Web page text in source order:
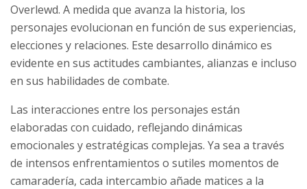
Overlewd. A medida que avanza la historia, los
personajes evolucionan en función de sus experiencias,
elecciones y relaciones. Este desarrollo dinámico es
evidente en sus actitudes cambiantes, alianzas e incluso
en sus habilidades de combate.
Las interacciones entre los personajes están
elaboradas con cuidado, reflejando dinámicas
emocionales y estratégicas complejas. Ya sea a través
de intensos enfrentamientos o sutiles momentos de
camaradería, cada intercambio añade matices a la